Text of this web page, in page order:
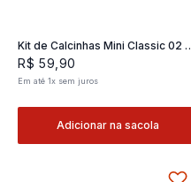
Kit de Calcinhas Mini Classic 02 -
2 und
R$ 59 90
Em até1x sem juros
Adicionar na sacola